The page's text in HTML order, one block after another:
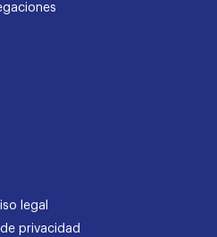
legal
privacidad